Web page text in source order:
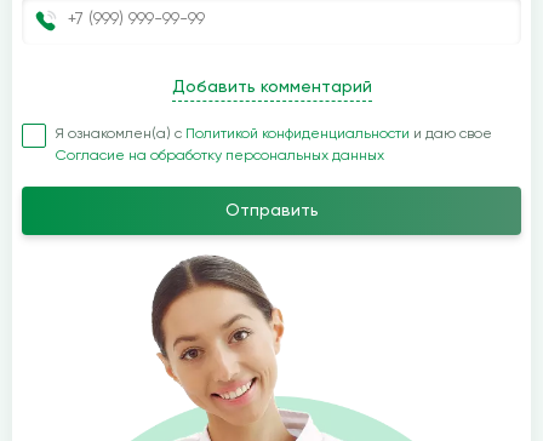
Добавить комментарий
Я ознакомлен(а) с Политикой конфиденциальности и даю свое
Согласие на обработку персональных данных
Отправить